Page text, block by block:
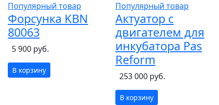
Популярный товар
Форсунка KBN
80063
5 900 руб.
В корзину
Популярный товар
Актуатор с
двигателем для
инкубатора Pas
Reform
253 000 руб.
В корзину